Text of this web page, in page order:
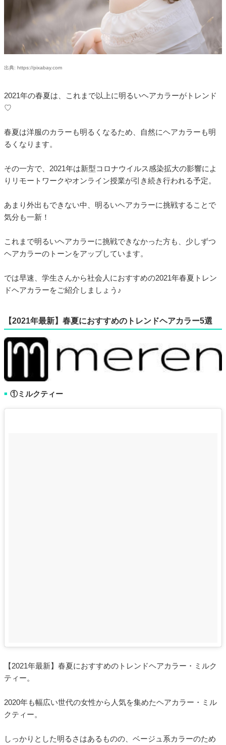
出典: https://pixabay.com
2021年の春夏は、これまで以上に明るいヘアカラーがトレンド
♡
春夏は洋服のカラーも明るくなるため、自然にヘアカラーも明
るくなります。
その一方で、2021年は新型コロナウイルス感染拡大の影響によ
りリモートワークやオンライン授業が引き続き行われる予定。
あまり外出もできない中、明るいヘアカラーに挑戦することで
気分も一新！
これまで明るいヘアカラーに挑戦できなかった方も、少しずつ
ヘアカラーのトーンをアップしています。
では早速、学生さんから社会人におすすめの2021年春夏トレン
ドヘアカラーをご紹介しましょう♪
【2021年最新】春夏におすすめのトレンドヘアカラー5選
■ ①ミルクティー
【2021年最新】春夏におすすめのトレンドヘアカラー・ミルク
ティー。
2020年も幅広い世代の女性から人気を集めたヘアカラー・ミル
クティー。
しっかりとした明るさはあるものの、ベージュ系カラーのため